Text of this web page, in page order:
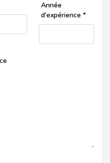
Année
d'expérience *